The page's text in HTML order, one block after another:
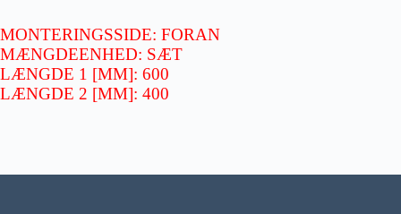
MONTERINGSSIDE: FORAN
MÆNGDEENHED: SÆT
LÆNGDE 1 [MM]: 600
LÆNGDE 2 [MM]: 400